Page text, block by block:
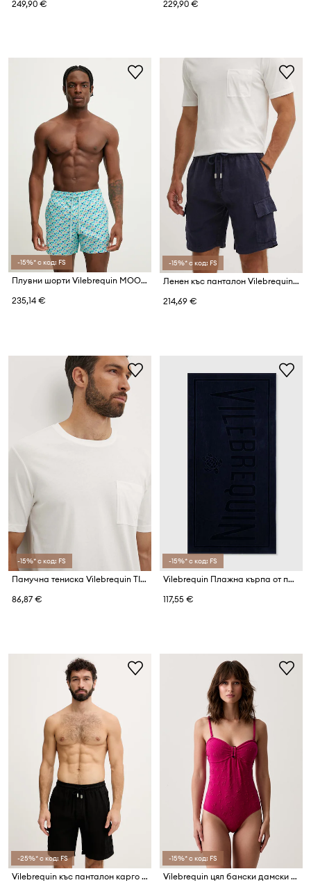
249,90 € 229,90 €
-15%* с код: FS
Плувни шорти Vilebrequin MOORISE
235,14 €
-15%* с код: FS
Ленен къс панталон Vilebrequin BAIE
214,69 €
-15%* с код: FS
Памучна тениска Vilebrequin TITAN
86,87 €
-15%* с код: FS
Vilebrequin Плажна кърпа от памук SAND
117,55 €
-25%* с код: FS
Vilebrequin къс панталон карго мъжки от лен BAIE
-15%* с код: FS
Vilebrequin цял бански дамски LUCETTE